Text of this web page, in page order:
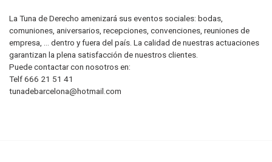
La Tuna de Derecho amenizará sus eventos sociales: bodas,
comuniones, aniversarios, recepciones, convenciones, reuniones de
empresa, ... dentro y fuera del país. La calidad de nuestras actuaciones
garantizan la plena satisfacción de nuestros clientes.
Puede contactar con nosotros en:
Telf 666 21 51 41
tunadebarcelona@hotmail.com